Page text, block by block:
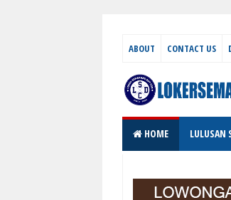
ABOUT CONTACT US
HOME LULUSAN